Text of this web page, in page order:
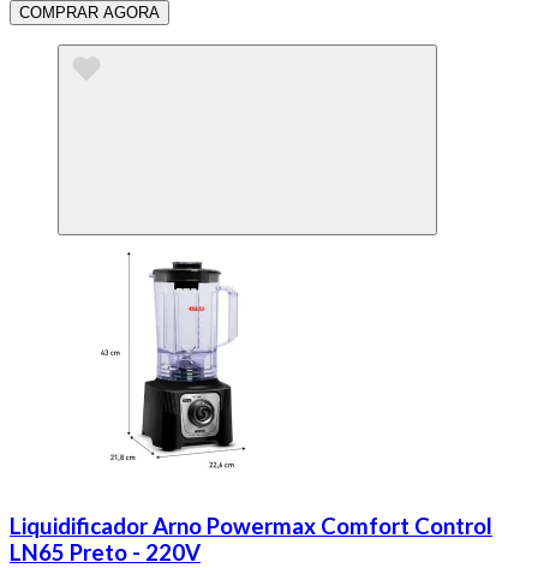
COMPRAR AGORA
Liquidificador Arno Powermax Comfort Control
LN65 Preto - 220V